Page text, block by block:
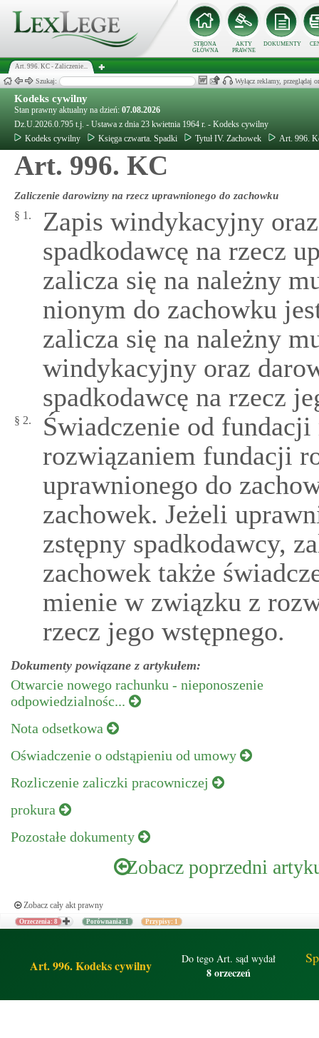
STRONA
GŁÓWNA
AKTY
PRAWNE
DOKUMENTY
Art. 996. KC - Zaliczenie...
Szukaj: Wyłącz reklamy, przeglądaj
Kodeks cywilny
Stan prawny aktualny na dzień: 07.08.2026
Dz.U.2026.0.795 t.j. - Ustawa z dnia 23 kwietnia 1964 r. - Kodeks cywilny
Kodeks cywilny
Księga czwarta. Spadki Tytuł IV. Zachowek Art. 996.
Art. 996. KC
Zaliczenie darowizny na rzecz uprawnionego do zachowku
§ 1.
Zapis windykacyjny
spadkodawcę na rzecz
zalicza się na należny
nionym do zachowku
zalicza się na należny
windykacyjny oraz
spadkodawcę na rzecz
§ 2.
Świadczenie od
rozwiązaniem fundacji
uprawnionego do
zachowek. Jeżeli
zstępny spadkodawcy,
zachowek także
mienie w związku z
rzecz jego wstępnego.
Dokumenty powiązane z artykułem:
Otwarcie nowego rachunku - nieponoszenie
odpowiedzialnośc...
Nota odsetkowa
Oświadczenie o odstąpieniu od umowy
Rozliczenie zaliczki pracowniczej
prokura
Pozostałe dokumenty
Zobacz poprzedni
Zobacz cały akt prawny
Orzeczenia: 8 Porównania: 1 Przypisy: 1
Art. 996. Kodeks cywilny Do tego Art. sąd wydał
8 orzeczeń